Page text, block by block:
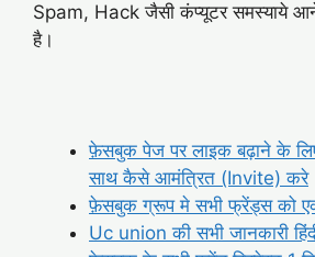
Spam, Hack जैसी कंप्यूटर समस्याये आने
है।
फ़ेसबुक पेज पर लाइक बढ़ाने के
साथ कैसे आमंत्रित (Invite) करे
फ़ेसबुक ग्रूप मे सभी फ्रेंड्स को
Uc union की सभी जानकारी